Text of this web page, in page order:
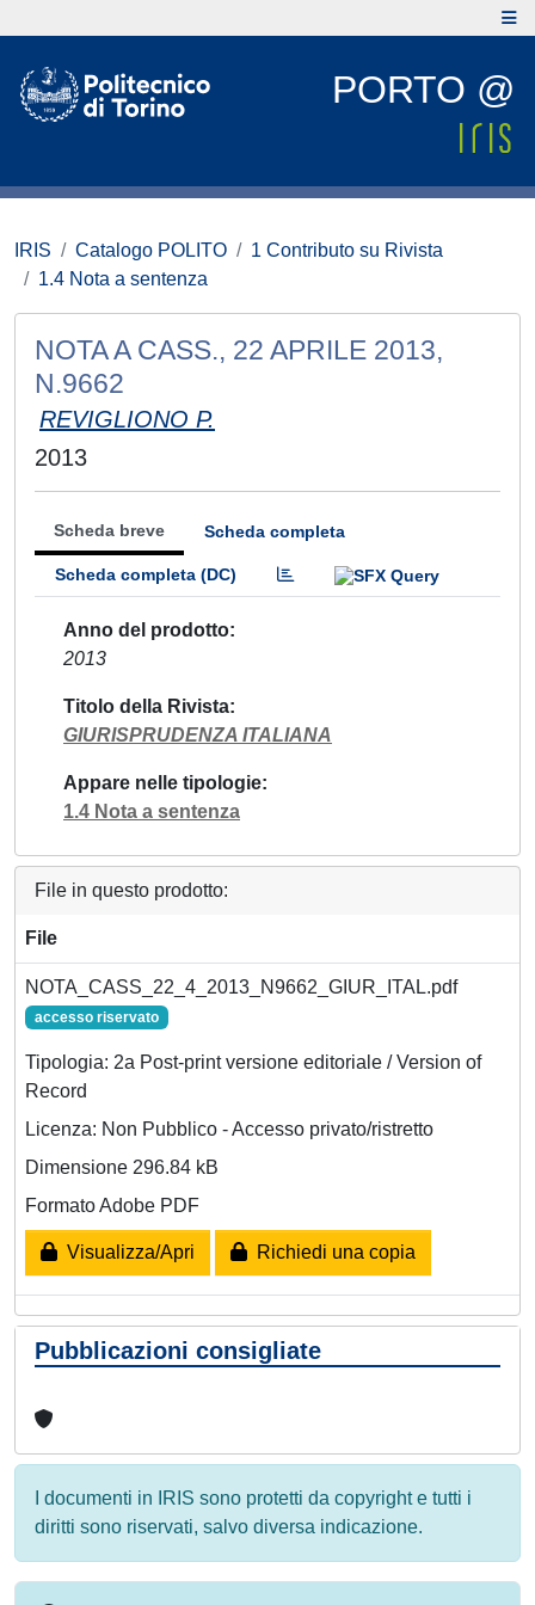
PORTO @
IRIS Catalogo POLITO
1 Contributo su Rivista
1.4 Nota a sentenza
NOTA A CASS., 22 APRILE 2013,
N.9662
REVIGLIONO P.
2013
Scheda breve Scheda completa
Scheda completa (DC)
Anno del prodotto
2013
Titolo della Rivista
GIURISPRUDENZA ITALIANA
Appare nelle tipologie
1.4 Nota a sentenza
File in questo prodotto:
File
NOTA_CASS_22_4_2013_N9662_GIUR_ITAL.pdf
accesso riservato
Tipologia: 2a Post-print versione editoriale / Version of
Record
Licenza: Non Pubblico - Accesso privato/ristretto
Dimensione 296.84 kB
Formato Adobe PDF
Visualizza/Apri Richiedi una copia
Pubblicazioni consigliate
I documenti in IRIS sono protetti da copyright e tutti i
diritti sono riservati, salvo diversa indicazione.